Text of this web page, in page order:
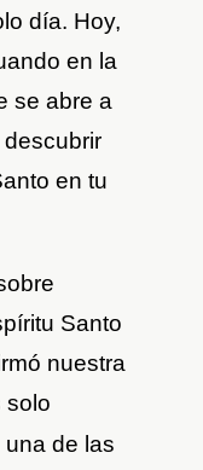
día. Hoy,
en la
se abre a
en tu
Santo
nuestra
solo
de las